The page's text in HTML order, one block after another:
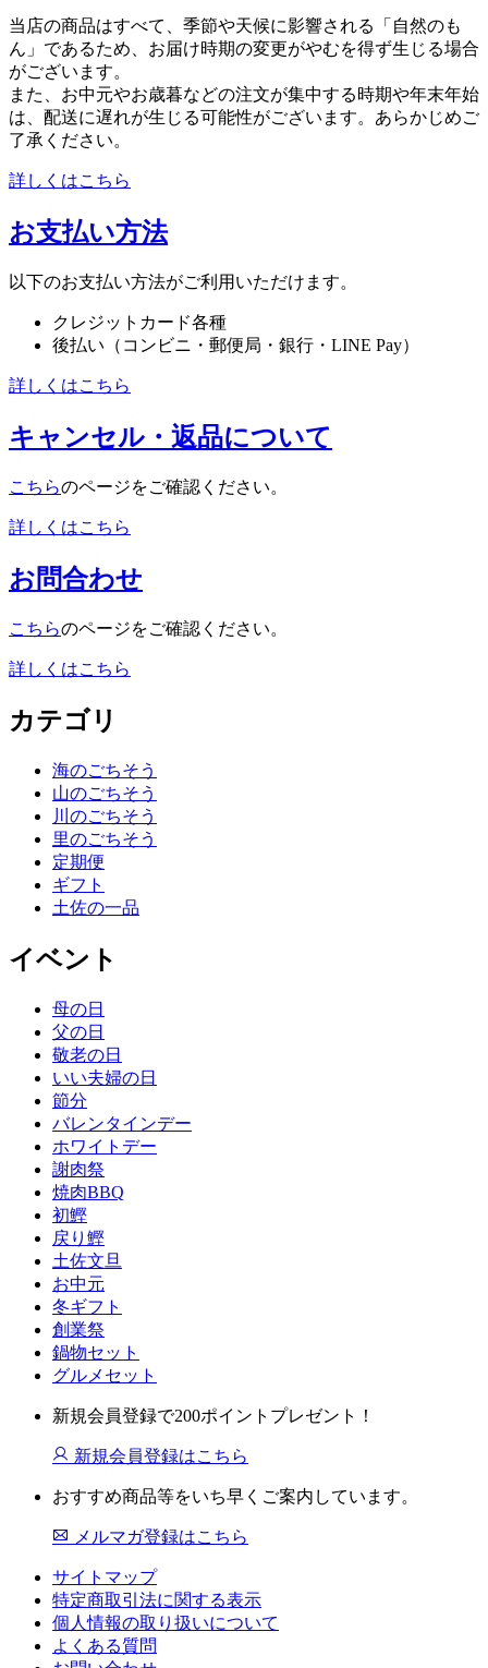
当店の商品はすべて、季節や天候に影響される「自然のも
ん」であるため、お届け時期の変更がやむを得ず生じる場合
がございます。
また、お中元やお歳暮などの注文が集中する時期や年末年始
は、配送に遅れが生じる可能性がございます。あらかじめご
了承ください。
詳しくはこちら
お支払い方法
以下のお支払い方法がご利用いただけます。
クレジットカード各種
後払い（コンビニ・郵便局・銀行・LINE Pay）
詳しくはこちら
キャンセル・返品について
こちらのページをご確認ください。
詳しくはこちら
お問合わせ
こちらのページをご確認ください。
詳しくはこちら
カテゴリ
海のごちそう
山のごちそう
川のごちそう
里のごちそう
定期便
ギフト
土佐の一品
イベント
母の日
父の日
敬老の日
いい夫婦の日
節分
バレンタインデー
ホワイトデー
謝肉祭
焼肉BBQ
初鰹
戻り鰹
土佐文旦
お中元
冬ギフト
創業祭
鍋物セット
グルメセット
新規会員登録で200ポイントプレゼント！
新規会員登録はこちら
おすすめ商品等をいち早くご案内しています。
メルマガ登録はこちら
サイトマップ
特定商取引法に関する表示
個人情報の取り扱いについて
よくある質問